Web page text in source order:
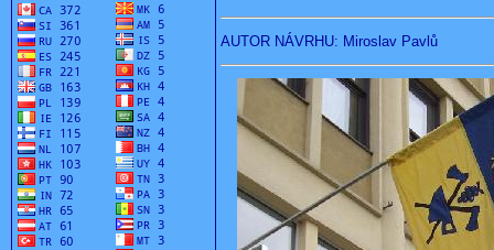
AUTOR NÁVRHU: Miroslav Pavlů